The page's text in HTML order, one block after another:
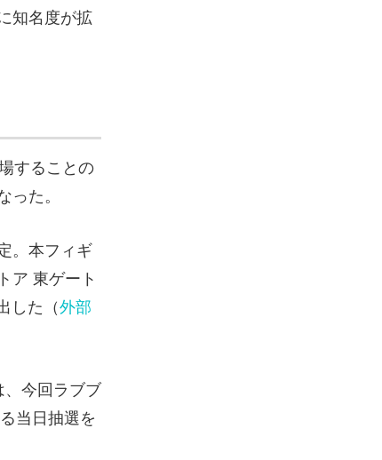
知名度が拡
することの
た。
。本フィギ
ア 東ゲート
した（外部
、今回ラブブ
当日抽選を